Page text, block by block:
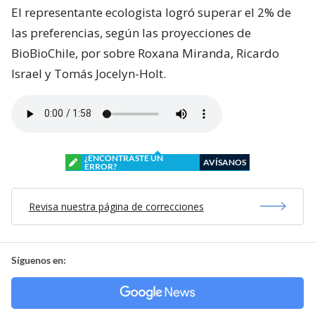
El representante ecologista logró superar el 2% de
las preferencias, según las proyecciones de
BioBioChile, por sobre Roxana Miranda, Ricardo
Israel y Tomás Jocelyn-Holt.
¿ENCONTRASTE UN
ERROR?
AVÍSANOS
Revisa nuestra página de correcciones
Síguenos en: